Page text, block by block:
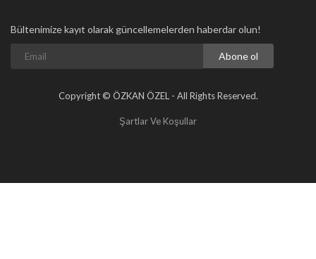
Bültenimize kayıt olarak güncellemelerden haberdar olun!
Abone ol
Copyright © ÖZKAN ÖZEL - All Rights Reserved.
Şartlar Ve Koşullar